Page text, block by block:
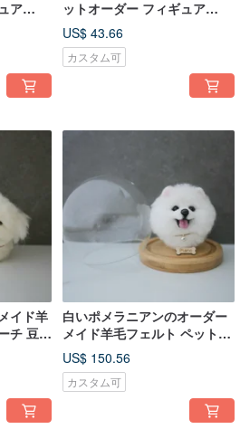
ア
ットオーダー フィギュア
feiwa霏娃手作
US$ 43.66
カスタム可
イド羊
チ 豆豆
白いポメラニアンのオーダー
メイド羊毛フェルト ペットオ
ーダー フィギュア
US$ 150.56
カスタム可